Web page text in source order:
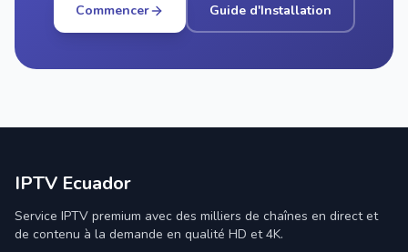
Commencer Guide d'Installation
IPTV Ecuador
Service IPTV premium avec des milliers de chaînes en direct et
de contenu à la demande en qualité HD et 4K.